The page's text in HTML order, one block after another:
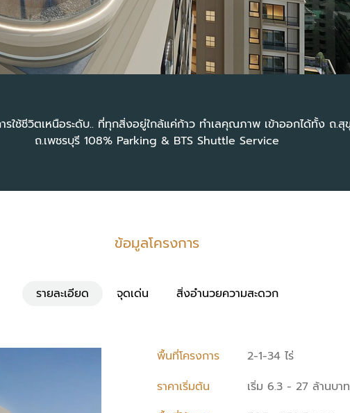
รใช้ชีวิตเหนือระดับ.. ที่ทุกสิ่งอยู่ใกล้แค่ก้าว ทำเลคุณภาพ เข้าออกได้ทั้ง ถ.สุ
ถ.เพชรบุรี 108% Parking & BTS Shuttle Service
ข้อมูลโครงการ
รายละเอียด จุดเด่น สิ่งอำนวยความสะดวก
พื้นที่โครงการ
2-1-34 ไร่
ราคาเริ่มต้น
เริ่ม 6.3 - 27 ล้านบาท